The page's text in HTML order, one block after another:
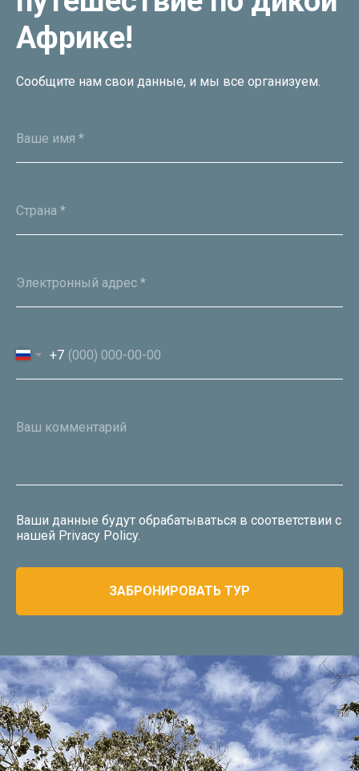
Африке!
Сообщите нам свои данные, и мы все организуем.
Ваше имя *
Страна *
Электронный адрес *
+7
Ваш комментарий
Ваши данные будут обрабатываться в соответствии с
нашей Privacy Policy.
ЗАБРОНИРОВАТЬ ТУР
Oxpeckers Safaris & Expeditions Africa — это ведущая
туристическая компания, специализирующаяся
на организации незабываемых путешествий
по разнообразным ландшафтам Африки.
Oxpeckers Safaris & Expeditions Africa Copyright 2024.
Контакты